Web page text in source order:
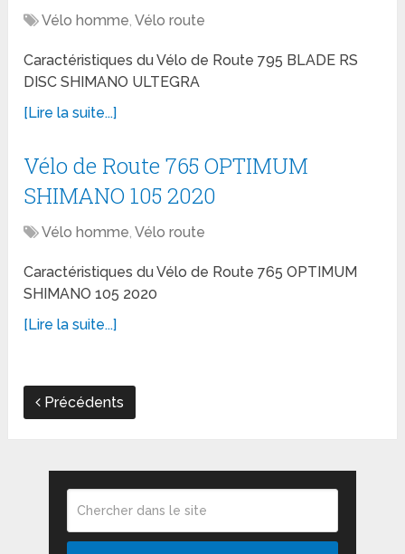
Vélo homme,Vélo route
Caractéristiques du Vélo de Route 795 BLADE RS
DISC SHIMANO ULTEGRA
[Lire la suite...]
Vélo de Route 765 OPTIMUM
SHIMANO 105 2020
Vélo homme,Vélo route
Caractéristiques du Vélo de Route 765 OPTIMUM
SHIMANO 105 2020
[Lire la suite...]
Précédents